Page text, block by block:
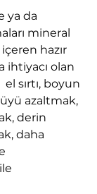
ya da
mineral
hazır
ihtiyacı olan
sırtı, boyun
azaltmak,
derin
daha